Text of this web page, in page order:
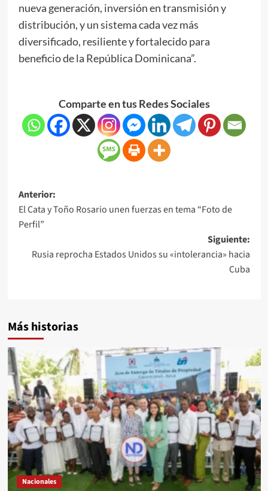
nueva generación, inversión en transmisión y
distribución, y un sistema cada vez más
diversificado, resiliente y fortalecido para
beneficio de la República Dominicana”.
Comparte en tus Redes Sociales
Anterior:
El Cata y Toño Rosario unen fuerzas en tema “Foto de
Perfil”
Siguiente:
Rusia reprocha Estados Unidos su «intolerancia» hacia
Cuba
Más historias
Nacionales